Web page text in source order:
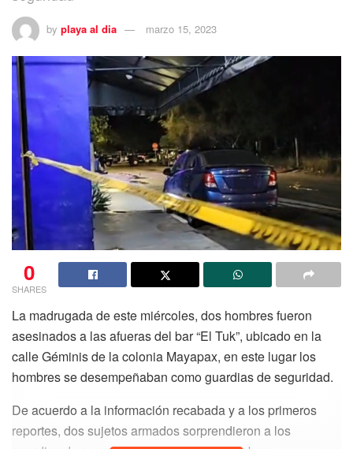
by playa al dia marzo 15, 2023
0
SHARES
La madrugada de este miércoles, dos hombres fueron
asesinados a las afueras del bar “El Tuk”, ubicado en la
calle Géminis de la colonia Mayapax, en este lugar los
hombres se desempeñaban como guardias de seguridad.
De acuerdo a la información recabada y a los primeros
reportes, dos sujetos armados sorprendieron a los